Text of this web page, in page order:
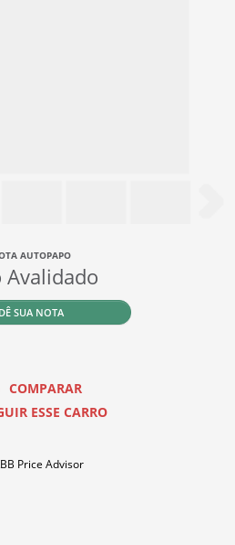
AUTOPAPO
Avalidado
DÊ SUA NOTA
COMPARAR
ESSE CARRO